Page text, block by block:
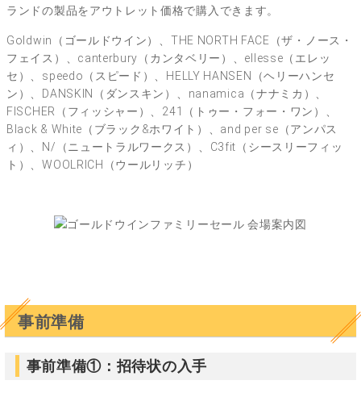
ランドの製品をアウトレット価格で購入できます。
Goldwin（ゴールドウイン）、THE NORTH FACE（ザ・ノース・
フェイス）、canterbury（カンタベリー）、ellesse（エレッ
セ）、speedo（スピード）、HELLY HANSEN（ヘリーハンセ
ン）、DANSKIN（ダンスキン）、nanamica（ナナミカ）、
FISCHER（フィッシャー）、241（トゥー・フォー・ワン）、
Black & White（ブラック&ホワイト）、and per se（アンパス
ィ）、N/（ニュートラルワークス）、C3fit（シースリーフィッ
ト）、WOOLRICH（ウールリッチ）
事前準備
事前準備①：招待状の入手